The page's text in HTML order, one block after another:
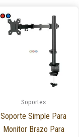
Soportes
Soporte Simple Para
Monitor Brazo Para